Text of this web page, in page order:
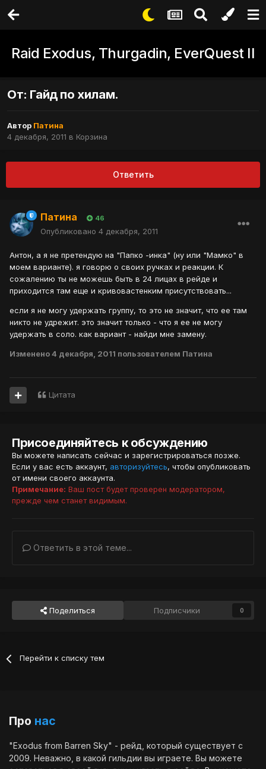
Raid Exodus, Thurgadin, EverQuest II
От: Гайд по хилам.
Автор Патина
4 декабря, 2011 в Корзина
Ответить
Патина 46
Опубликовано 4 декабря, 2011
Антон, а я не претендую на "Папко -инка" (ну или "Мамко" в
моем варианте). я говорю о своих ручках и реакции. К
сожалению ты не можешь быть в 24 лицах в рейде и
приходится там еще и кривовастенким присутствовать...
если я не могу удержать группу, то это не значит, что ее там
никто не удрежит. это значит только - что я ее не могу
удержать в соло. как вариант - найди мне замену.
Изменено4 декабря, 2011 пользователем Патина
Цитата
Присоединяйтесь к обсуждению
Вы можете написать сейчас и зарегистрироваться позже.
Если у вас есть аккаунт, авторизуйтесь, чтобы опубликовать
от имени своего аккаунта.
Примечание: Ваш пост будет проверен модератором,
прежде чем станет видимым.
Ответить в этой теме...
Поделиться Подписчики 0
Перейти к списку тем
Про нас
"Exodus from Barren Sky" - рейд, который существует с
2009. Неважно, в какой гильдии вы играете. Вы можете